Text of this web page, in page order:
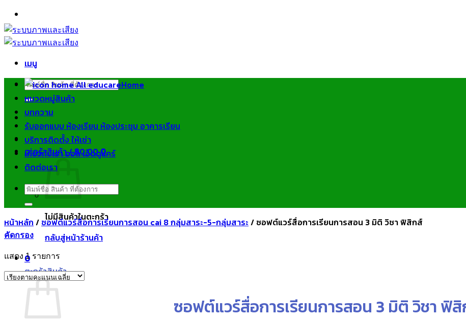
ข้าม
ไป
ยัง
เมนู
ค้นหา:
ตะกร้าสินค้า /฿0.000
ไม่มีสินค้าในตะกร้า
กลับสู่หน้าร้านค้า
0
ตะกร้าสินค้า
Home
หมวดหมู่สินค้า
บทความ
รับออกแบบ ห้องเรียน ห้องประชุม อาคารเรียน
บริการติดตั้ง ให้เช่า
เกี่ยวกับเรา ออล เอ็ดดูแคร์
ติดต่อเรา
ค้นหา:
หน้าหลัก / ซอฟต์แวร์สื่อการเรียนการสอน cai 8 กลุ่มสาระ-5-กลุ่มสาระ / ซอฟต์แวร์สื่อการเรียนการสอน 3 มิติ วิชา ฟิสิกส์
คัดกรอง
แสดง 1 รายการ
ซอฟต์แวร์สื่อการเรียนการสอน 3 มิติ วิชา ฟิ